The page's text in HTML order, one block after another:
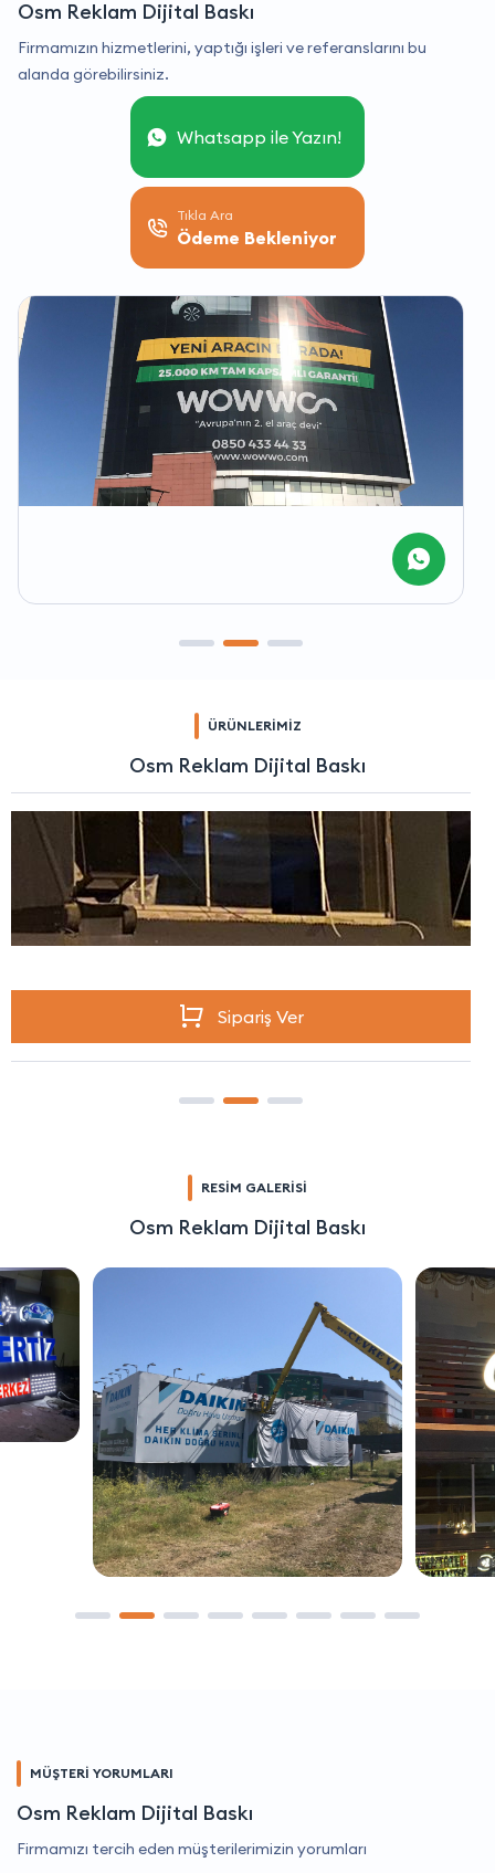
Osm Reklam Dijital Baskı
Firmamızın hizmetlerini, yaptığı işleri ve referanslarını bu
alanda görebilirsiniz.
Whatsapp ile Yazın!
Tıkla Ara
Ödeme Bekleniyor
ÜRÜNLERİMİZ
Osm Reklam Dijital Baskı
Sipariş Ver
RESİM GALERİSİ
Osm Reklam Dijital Baskı
MÜŞTERİ YORUMLARI
Osm Reklam Dijital Baskı
Firmamızı tercih eden müşterilerimizin yorumları